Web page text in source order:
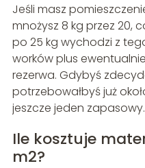
Jeśli masz
mnożysz 8 kg przez 20,
po 25 kg wychodzi z
worków plus
rezerwa. Gdybyś
potrzebowałbyś już
jeszcze jeden zapasowy.
Ile kosztuje
m2?